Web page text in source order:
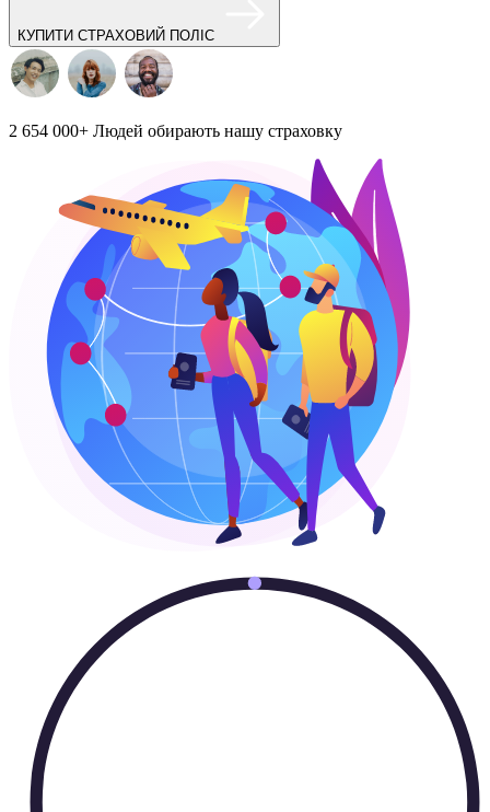
КУПИТИ СТРАХОВИЙ ПОЛІС
2 654 000+ Людей обирають нашу страховку